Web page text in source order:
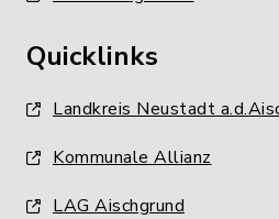
Quicklinks
Landkreis Neustadt
Kommunale Allianz
LAG Aischgrund